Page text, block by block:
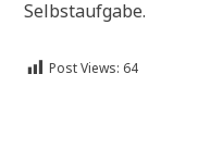
Selbstaufgabe.
Post Views: 64